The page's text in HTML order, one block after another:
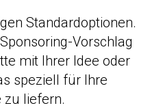
Standardoptionen.
Vorschlag
mit Ihrer Idee oder
speziell für Ihre
zu liefern.